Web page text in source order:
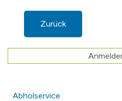
Zurück
Abholservice